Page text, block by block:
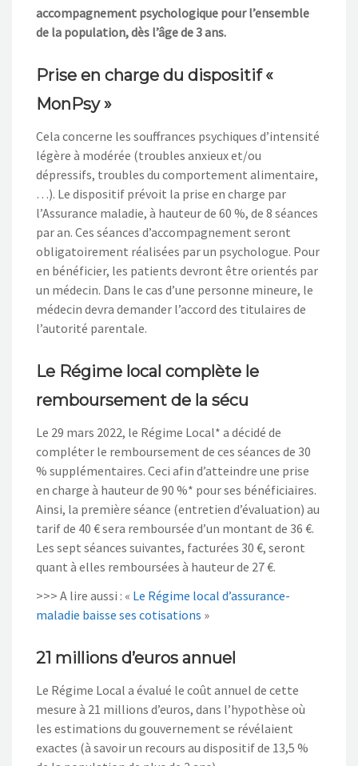
accompagnement psychologique pour l’ensemble
de la population, dès l’âge de 3 ans.
Prise en charge du dispositif «
MonPsy »
Cela concerne les souffrances psychiques d’intensité
légère à modérée (troubles anxieux et/ou
dépressifs, troubles du comportement alimentaire,
…). Le dispositif prévoit la prise en charge par
l’Assurance maladie, à hauteur de 60 %, de 8 séances
par an. Ces séances d’accompagnement seront
obligatoirement réalisées par un psychologue. Pour
en bénéficier, les patients devront être orientés par
un médecin. Dans le cas d’une personne mineure, le
médecin devra demander l’accord des titulaires de
l’autorité parentale.
Le Régime local complète le
remboursement de la sécu
Le 29 mars 2022, le Régime Local* a décidé de
compléter le remboursement de ces séances de 30
% supplémentaires. Ceci afin d’atteindre une prise
en charge à hauteur de 90 %* pour ses bénéficiaires.
Ainsi, la première séance (entretien d’évaluation) au
tarif de 40 € sera remboursée d’un montant de 36 €.
Les sept séances suivantes, facturées 30 €, seront
quant à elles remboursées à hauteur de 27 €.
>>> A lire aussi : « Le Régime local d’assurance-
maladie baisse ses cotisations »
21 millions d’euros annuel
Le Régime Local a évalué le coût annuel de cette
mesure à 21 millions d’euros, dans l’hypothèse où
les estimations du gouvernement se révélaient
exactes (à savoir un recours au dispositif de 13,5 %